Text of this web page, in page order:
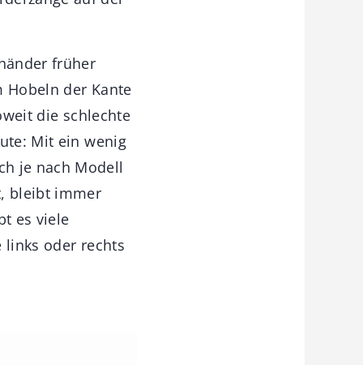
früher
der Kante
die schlechte
Mit ein wenig
je nach Modell
bleibt immer
es viele
links oder rechts